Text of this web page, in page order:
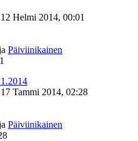
12 Helmi 2014, 00:01
Päiviinikainen
17 Tammi 2014, 02:28
Päiviinikainen